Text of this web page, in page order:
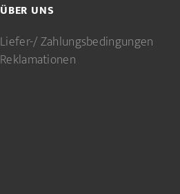
ÜBER UNS
Liefer-/ Zahlungsbedingungen
Reklamationen